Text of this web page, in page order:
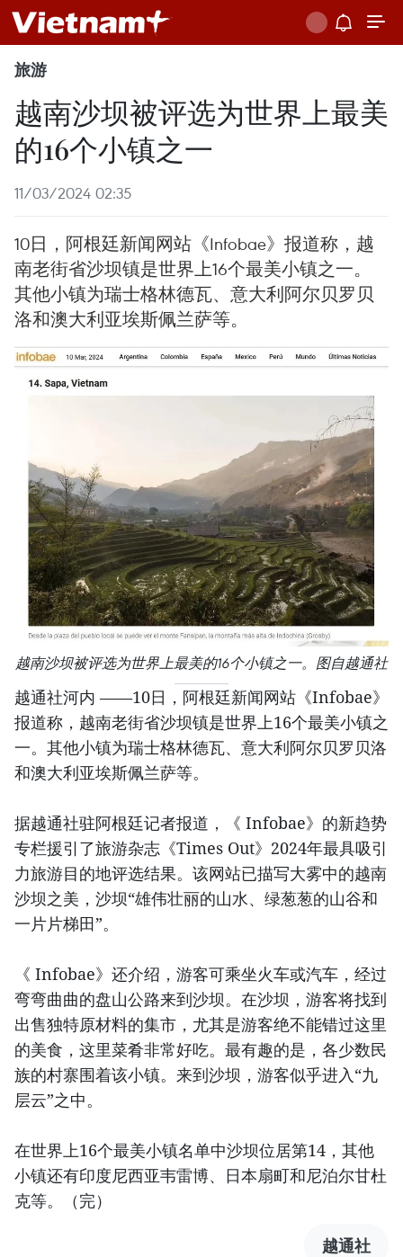
旅游
越南沙坝被评选为世界上最美
的16个小镇之一
11/03/2024 02:35
10日，阿根廷新闻网站《Infobae》报道称，越
南老街省沙坝镇是世界上16个最美小镇之一。
其他小镇为瑞士格林德瓦、意大利阿尔贝罗贝
洛和澳大利亚埃斯佩兰萨等。
越南沙坝被评选为世界上最美的16个小镇之一。图自越通社
越通社河内 ——10日，阿根廷新闻网站《Infobae》
报道称，越南老街省沙坝镇是世界上16个最美小镇之
一。其他小镇为瑞士格林德瓦、意大利阿尔贝罗贝洛
和澳大利亚埃斯佩兰萨等。
据越通社驻阿根廷记者报道，《 Infobae》的新趋势
专栏援引了旅游杂志《Times Out》2024年最具吸引
力旅游目的地评选结果。该网站已描写大雾中的越南
沙坝之美，沙坝“雄伟壮丽的山水、绿葱葱的山谷和
一片片梯田”。
《 Infobae》还介绍，游客可乘坐火车或汽车，经过
弯弯曲曲的盘山公路来到沙坝。在沙坝，游客将找到
出售独特原材料的集市，尤其是游客绝不能错过这里
的美食，这里菜肴非常好吃。最有趣的是，各少数民
族的村寨围着该小镇。来到沙坝，游客似乎进入“九
层云”之中。
在世界上16个最美小镇名单中沙坝位居第14，其他
小镇还有印度尼西亚韦雷博、日本扇町和尼泊尔甘杜
克等。（完）
越通社